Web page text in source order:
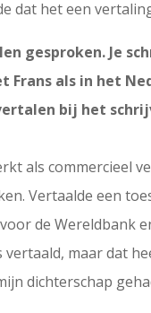
dat het een
gesproken. Je
Frans als in het
bij het
als commercieel
Vertaalde een
de Wereldbank
vertaald, maar dat
dichterschap